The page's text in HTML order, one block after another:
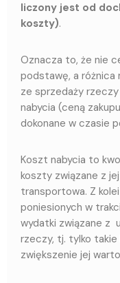
liczony jest od
koszty).
Oznacza to, że nie
podstawę, a różnica
ze sprzedaży
nabycia (ceną
dokonane w czasie
Koszt nabycia to
koszty związane z
transportowa. Z
poniesionych w
wydatki związane z
rzeczy, tj. tylko takie
zwiększenie jej